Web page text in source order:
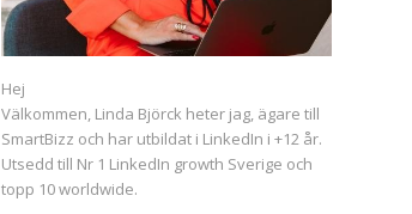
Hej
Välkommen, Linda Björck heter jag, ägare till
SmartBizz och har utbildat i LinkedIn i +12 år.
Utsedd till Nr 1 LinkedIn growth Sverige och
topp 10 worldwide.